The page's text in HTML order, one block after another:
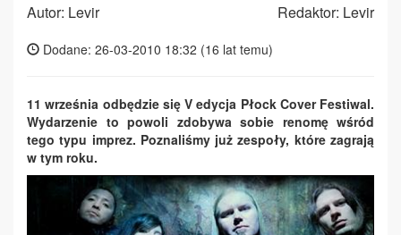
Autor: Levir Redaktor: Levir
Dodane: 26-03-2010 18:32 (16 lat temu)
11 września odbędzie się V edycja Płock Cover Festiwal.
Wydarzenie to powoli zdobywa sobie renomę wśród
tego typu imprez. Poznaliśmy już zespoły, które zagrają
w tym roku.